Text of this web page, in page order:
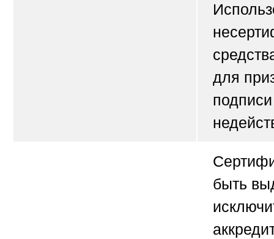
для
подписи
быть